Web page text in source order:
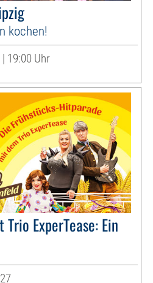
kochen!
19:00 Uhr
ExperTease: Ein